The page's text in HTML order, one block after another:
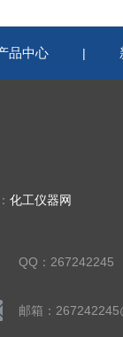
品中心 |
化工仪器网
QQ：267242245
邮箱：